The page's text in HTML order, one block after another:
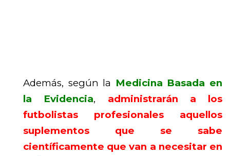
Además, según la Medicina Basada en
la Evidencia, administrarán a los
futbolistas profesionales aquellos
suplementos que se sabe
científicamente que van a necesitar en